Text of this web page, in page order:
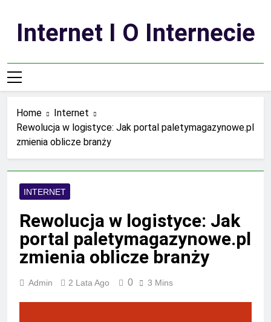
contentInternet I O Internecie
Home
Internet
Rewolucja w logistyce: Jak portal paletymagazynowe.pl
zmienia oblicze branży
INTERNET
Rewolucja w logistyce: Jak
portal paletymagazynowe.pl
zmienia oblicze branży
Admin 2 Lata Ago 0 3 Mins